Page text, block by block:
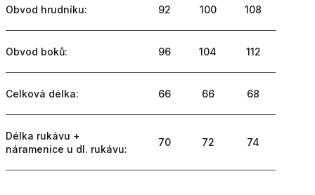
Obvod hrudníku: 92 100 108
Obvod boků: 96 104 112
Celková délka: 66 66 68
Délka rukávu +
náramenice u dl. rukávu:
70 72 74